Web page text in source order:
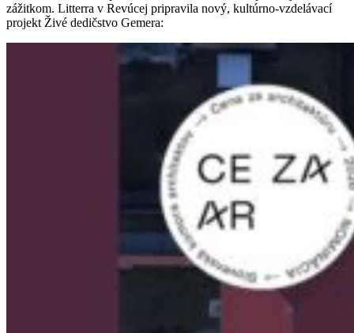
zážitkom. Litterra v Revúcej pripravila nový, kultúrno-vzdelávací
projekt Živé dedičstvo Gemera: